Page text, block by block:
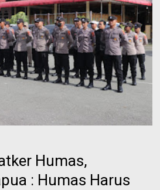
Humas,
: Humas Harus